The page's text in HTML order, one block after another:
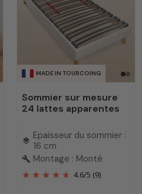
MADE IN TOURCOING
Sommier sur mesure
24 lattes apparentes
layers Epaisseur du sommier :
16 cm
build Montage : Monté
4.6/5 (9)